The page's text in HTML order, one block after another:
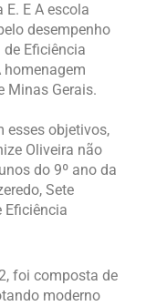
E A escola
desempenho
Eficiência
homenagem
Minas Gerais.
esses objetivos,
Oliveira não
do 9º ano da
Sete
Eficiência
foi composta de
moderno